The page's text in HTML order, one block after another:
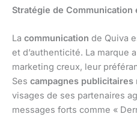
Stratégie de Communication
La communication de Quiva
et d’authenticité. La marque
marketing creux, leur
Ses campagnes publicitaires
visages de ses partenaires
messages forts comme «